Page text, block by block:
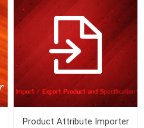
Product Attribute Importer